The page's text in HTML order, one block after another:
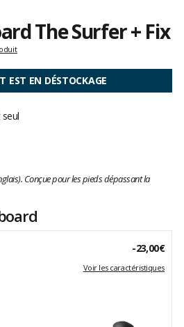
The Surfer + Fix
EST EN DÉSTOCKAGE
Conçue pour les pieds dépassant la
-23,00€
Voir les caractéristiques